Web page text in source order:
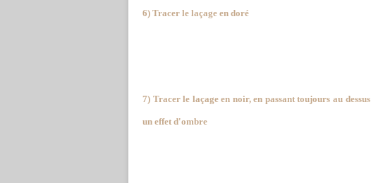
6) Tracer le laçage en doré
7) Tracer le laçage en noir, en passant toujours au dessus
un effet d'ombre